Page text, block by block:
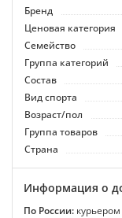
Бренд
Ценовая категория
Семейство
Группа категорий
Состав
Вид спорта
Возраст/пол
Группа товаров
Страна
Информация о
По России: